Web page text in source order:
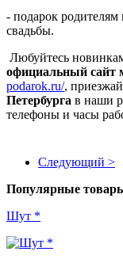
- подарок
свадьбы.
Любуйтесь
официальный сайт
podarok.ru/,
Петербурга в наши
телефоны и часы
Следующий >
Популярные
Шут *